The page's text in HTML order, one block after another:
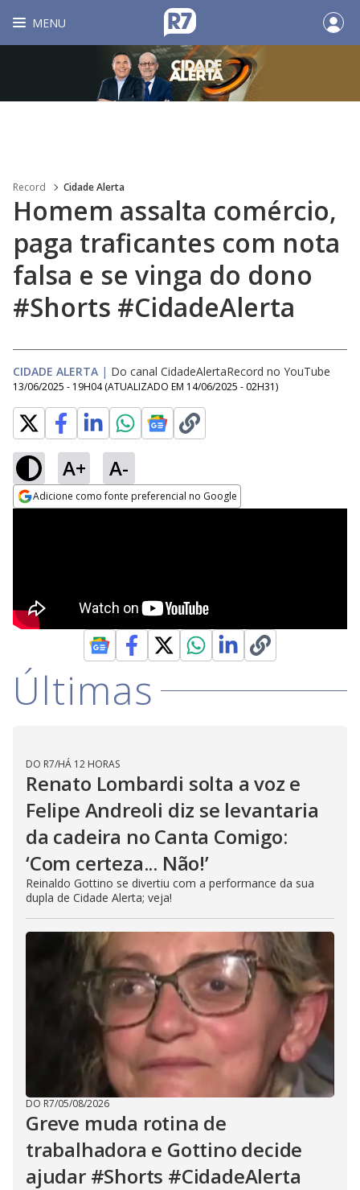
MENU
Record Cidade Alerta
Homem assalta comércio,
paga traficantes com nota
falsa e se vinga do dono
#Shorts #CidadeAlerta
CIDADE ALERTA | Do canal CidadeAlertaRecord no YouTube
13/06/2025 - 19H04 (ATUALIZADO EM 14/06/2025 - 02H31)
A+ A-
Adicione como fonte preferencial no Google
Últimas
DO R7/HÁ 12 HORAS
Renato Lombardi solta a voz e
Felipe Andreoli diz se levantaria
da cadeira no Canta Comigo:
‘Com certeza... Não!’
Reinaldo Gottino se divertiu com a performance da sua
dupla de Cidade Alerta; veja!
DO R7/05/08/2026
Greve muda rotina de
trabalhadora e Gottino decide
ajudar #Shorts #CidadeAlerta